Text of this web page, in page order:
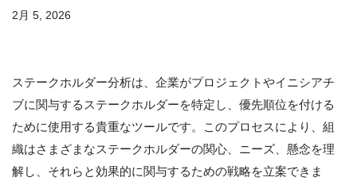
2月 5, 2026
ステークホルダー分析は、企業がプロジェクトやイニシアチ
ブに関与するステークホルダーを特定し、優先順位を付ける
ために使用する貴重なツールです。このプロセスにより、組
織はさまざまなステークホルダーの関心、ニーズ、懸念を理
解し、それらと効果的に関与するための戦略を立案できま